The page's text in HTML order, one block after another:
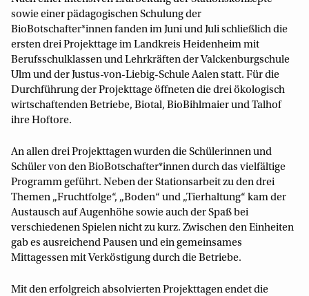
sowie einer pädagogischen Schulung der
BioBotschafter*innen fanden im Juni und Juli schließlich die
ersten drei Projekttage im Landkreis Heidenheim mit
Berufsschulklassen und Lehrkräften der Valckenburgschule
Ulm und der Justus-von-Liebig-Schule Aalen statt. Für die
Durchführung der Projekttage öffneten die drei ökologisch
wirtschaftenden Betriebe, Biotal, BioBihlmaier und Talhof
ihre Hoftore.
An allen drei Projekttagen wurden die Schülerinnen und
Schüler von den BioBotschafter*innen durch das vielfältige
Programm geführt. Neben der Stationsarbeit zu den drei
Themen „Fruchtfolge“, „Boden“ und „Tierhaltung“ kam der
Austausch auf Augenhöhe sowie auch der Spaß bei
verschiedenen Spielen nicht zu kurz. Zwischen den Einheiten
gab es ausreichend Pausen und ein gemeinsames
Mittagessen mit Verköstigung durch die Betriebe.
Mit den erfolgreich absolvierten Projekttagen endet die